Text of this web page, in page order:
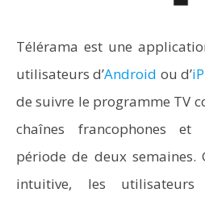
Télérama est une
utilisateurs d’Android ou d’
de suivre le programme TV
chaînes francophones
période de deux semaines.
intuitive, les utilisateurs